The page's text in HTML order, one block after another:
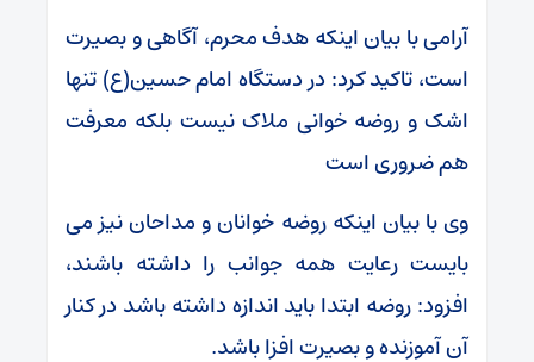
آرامی با بیان اینکه هدف محرم، آگاهی و بصیرت
است، تاکید کرد: در دستگاه امام حسین(ع) تنها
اشک و روضه خوانی ملاک نیست بلکه معرفت
هم ضروری است
وی با بیان اینکه روضه خوانان و مداحان نیز می
بایست رعایت همه جوانب را داشته باشند،
افزود: روضه ابتدا باید اندازه داشته باشد در کنار
آن آموزنده و بصیرت افزا باشد.